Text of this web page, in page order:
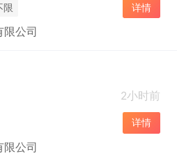
限 详情
公司
2小时前
详情
公司